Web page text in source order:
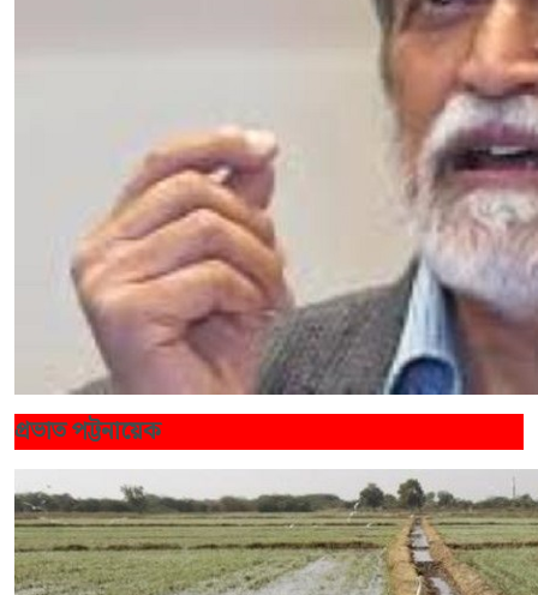
প্রভাত পট্টনায়েক